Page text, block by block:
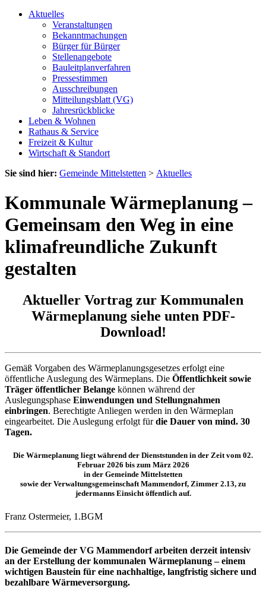
Aktuelles
Veranstaltungen
Bekanntmachungen
Bürger für Bürger
Stellenangebote
Bauleitplanverfahren
Pressestimmen
Ausschreibungen
Mitteilungsblatt (VG)
Jahresrückblicke
Leben & Wohnen
Rathaus & Service
Freizeit & Kultur
Wirtschaft & Standort
Sie sind hier: Gemeinde Mittelstetten > Aktuelles
Kommunale Wärmeplanung –
Gemeinsam den Weg in eine
klimafreundliche Zukunft
gestalten
Aktueller Vortrag zur Kommunalen
Wärmeplanung siehe unten PDF-
Download!
Gemäß Vorgaben des Wärmeplanungsgesetzes erfolgt eine
öffentliche Auslegung des Wärmeplans. Die Öffentlichkeit sowie
Träger öffentlicher Belange können während der
Auslegungsphase Einwendungen und Stellungnahmen
einbringen. Berechtigte Anliegen werden in den Wärmeplan
eingearbeitet. Die Auslegung erfolgt fürdie Dauer von mind. 30
Tagen.
Die Wärmeplanung liegt während der Dienststunden in der Zeit vom 02.
Februar 2026 bis zum März 2026
in der Gemeinde Mittelstetten
sowie der Verwaltungsgemeinschaft Mammendorf, Zimmer 2.13, zu
jedermanns Einsicht öffentlich auf.
Franz Ostermeier, 1.BGM
Die Gemeinde der VG Mammendorf arbeiten derzeit intensiv
an der Erstellung der kommunalen Wärmeplanung – einem
wichtigen Baustein für eine nachhaltige, langfristig sichere und
bezahlbare Wärmeversorgung.